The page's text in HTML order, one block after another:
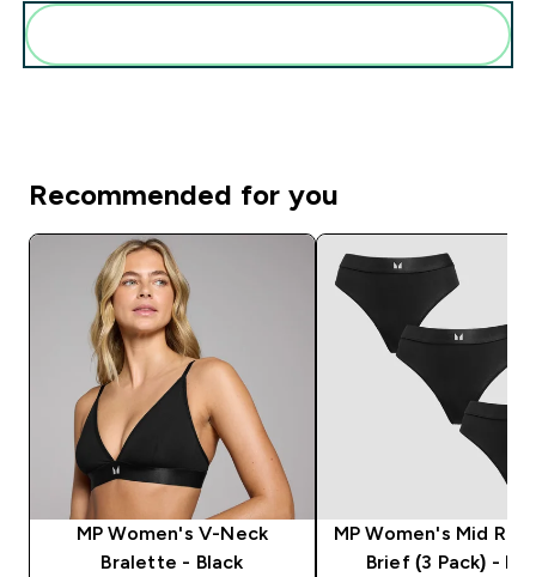
Recommended for you
MP Women's V-Neck
Bralette - Black
MP Women's Mid
Brief (3 Pack) -